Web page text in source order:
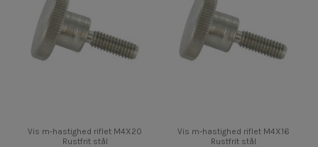
Vis m-hastighed riflet M4X20
Rustfrit stål
Vis m-hastighed riflet M4X16
Rustfrit stål